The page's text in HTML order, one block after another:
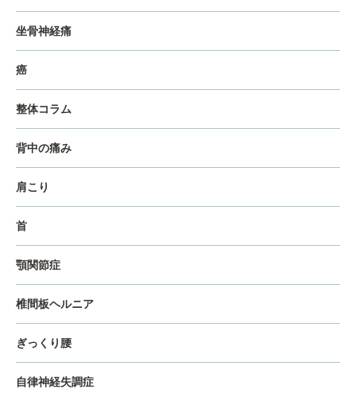
坐骨神経痛
癌
整体コラム
背中の痛み
肩こり
首
顎関節症
椎間板ヘルニア
ぎっくり腰
自律神経失調症